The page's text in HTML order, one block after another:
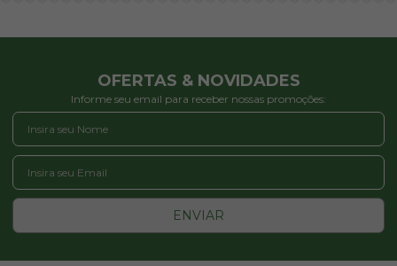
OFERTAS & NOVIDADES
Informe seu email para receber nossas promoções:
ENVIAR